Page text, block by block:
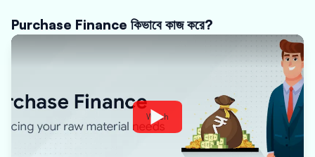
Purchase Finance কিভাবে কাজ করে?
Watch